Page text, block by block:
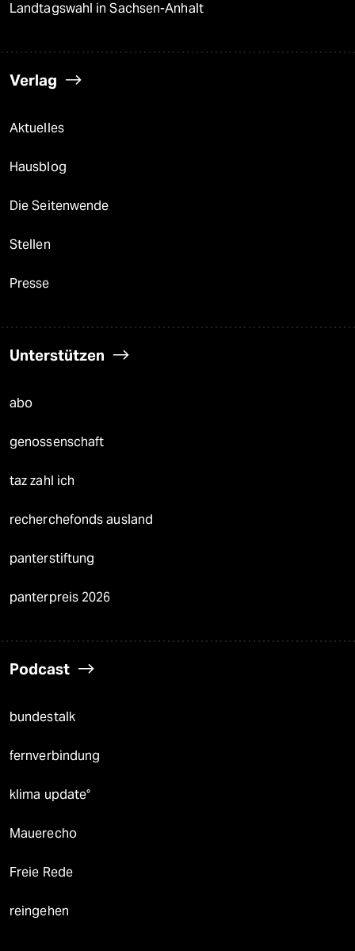
Landtagswahl in Sachsen-Anhalt
Verlag
Aktuelles
Hausblog
Die Seitenwende
Stellen
Presse
Unterstützen
abo
genossenschaft
taz zahl ich
recherchefonds ausland
panterstiftung
panterpreis 2026
Podcast
bundestalk
fernverbindung
klima update°
Mauerecho
Freie Rede
reingehen